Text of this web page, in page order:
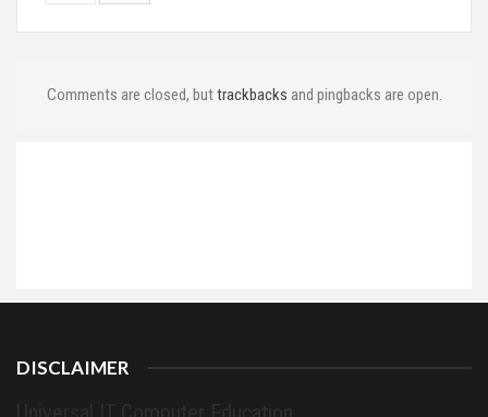
Comments are closed, buttrackbacks and pingbacks are open.
DISCLAIMER